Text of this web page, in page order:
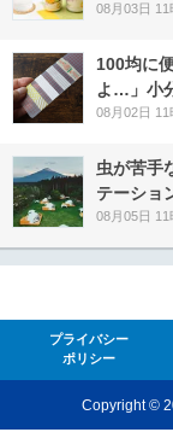
08月03日 11
100均に
よ…」小
08月02日 11
虫が苦手
テーショ
08月05日 11
プライバシー
ポリシー
Copyright ©